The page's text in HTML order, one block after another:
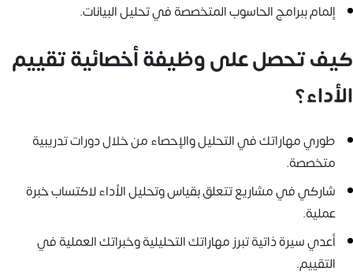
إلمام ببرامج الحاسوب المتخصصة في تحليل البيانات.
كيف تحصل على وظيفة أخصائية تقييم
الأداء؟
طوري مهاراتك في التحليل والإحصاء من خلال دورات تدريبية
متخصصة.
شاركي في مشاريع تتعلق بقياس وتحليل الأداء لاكتساب خبرة
عملية.
أعدي سيرة ذاتية تبرز مهاراتك التحليلية وخبراتك العملية في
التقييم.